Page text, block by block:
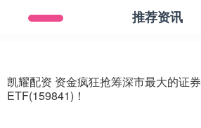
推荐资讯
凯耀配资 资金疯狂抢筹深市最大的证券
ETF(159841)！